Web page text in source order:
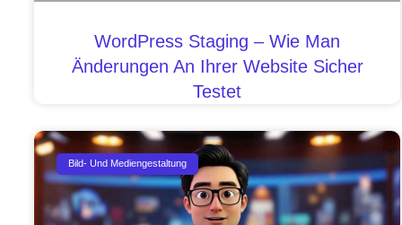
WordPress Staging – Wie Man
Änderungen An Ihrer Website Sicher
Testet
Bild- Und Mediengestaltung